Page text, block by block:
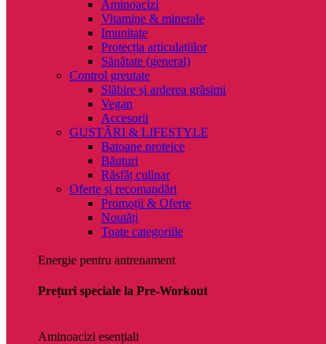
Aminoacizi
Vitamine & minerale
Imunitate
Protecția articulațiilor
Sănătate (general)
Control greutate
Slăbire și arderea grăsimi
Vegan
Accesorii
GUSTĂRI & LIFESTYLE
Batoane proteice
Băuturi
Răsfăț culinar
Oferte și recomandări
Promoții & Oferte
Noutăți
Toate categoriile
Energie pentru antrenament
Prețuri speciale la Pre-Workout
Aminoacizi esențiali